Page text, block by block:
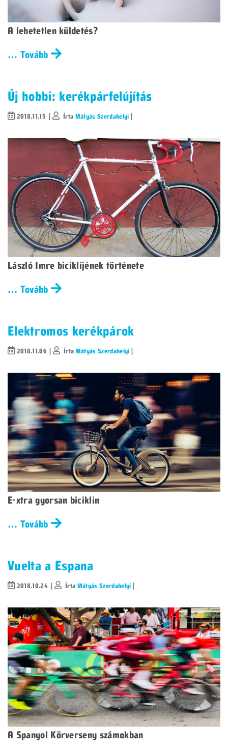
A lehetetlen küldetés?
… Tovább
Új hobbi: kerékpárfelújítás
2018.11.15 | Írta Mátyás Szerdahelyi
László Imre biciklijének története
… Tovább
Elektromos kerékpárok
2018.11.06 | Írta Mátyás Szerdahelyi
E-xtra gyorsan biciklin
… Tovább
Vuelta a Espana
2018.10.24 | Írta Mátyás Szerdahelyi
A Spanyol Körverseny számokban